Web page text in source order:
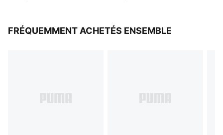
FRÉQUEMMENT ACHETÉS ENSEMBLE